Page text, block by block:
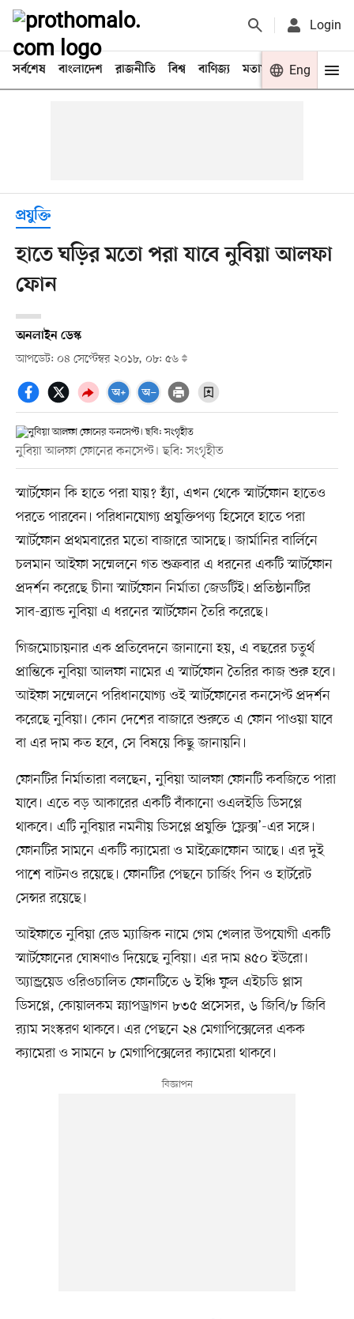
Login
সর্বশেষ বাংলাদেশ রাজনীতি বিশ্ব বাণিজ্য মতামত খেলা
Eng
প্রযুক্তি
হাতে ঘড়ির মতো পরা যাবে নুবিয়া আলফা
ফোন
অনলাইন ডেস্ক
আপডেট: ০৪ সেপ্টেম্বর ২০১৮, ০৮: ৫৬
নুবিয়া আলফা ফোনের কনসেপ্ট। ছবি: সংগৃহীত
স্মার্টফোন কি হাতে পরা যায়? হ্যাঁ, এখন থেকে স্মার্টফোন হাতেও
পরতে পারবেন। পরিধানযোগ্য প্রযুক্তিপণ্য হিসেবে হাতে পরা
স্মার্টফোন প্রথমবারের মতো বাজারে আসছে। জার্মানির বার্লিনে
চলমান আইফা সম্মেলনে গত শুক্রবার এ ধরনের একটি স্মার্টফোন
প্রদর্শন করেছে চীনা স্মার্টফোন নির্মাতা জেডটিই। প্রতিষ্ঠানটির
সাব-ব্র্যান্ড নুবিয়া এ ধরনের স্মার্টফোন তৈরি করেছে।
গিজমোচায়নার এক প্রতিবেদনে জানানো হয়, এ বছরের চতুর্থ
প্রান্তিকে নুবিয়া আলফা নামের এ স্মার্টফোন তৈরির কাজ শুরু হবে।
আইফা সম্মেলনে পরিধানযোগ্য ওই স্মার্টফোনের কনসেপ্ট প্রদর্শন
করেছে নুবিয়া। কোন দেশের বাজারে শুরুতে এ ফোন পাওয়া যাবে
বা এর দাম কত হবে, সে বিষয়ে কিছু জানায়নি।
ফোনটির নির্মাতারা বলছেন, নুবিয়া আলফা ফোনটি কবজিতে পারা
যাবে। এতে বড় আকারের একটি বাঁকানো ওএলইডি ডিসপ্লে
থাকবে। এটি নুবিয়ার নমনীয় ডিসপ্লে প্রযুক্তি ‘ফ্লেক্স’-এর সঙ্গে।
ফোনটির সামনে একটি ক্যামেরা ও মাইক্রোফোন আছে। এর দুই
পাশে বাটনও রয়েছে। ফোনটির পেছনে চার্জিং পিন ও হার্টরেট
সেন্সর রয়েছে।
আইফাতে নুবিয়া রেড ম্যাজিক নামে গেম খেলার উপযোগী একটি
স্মার্টফোনের ঘোষণাও দিয়েছে নুবিয়া। এর দাম ৪৫০ ইউরো।
অ্যান্ড্রয়েড ওরিওচালিত ফোনটিতে ৬ ইঞ্চি ফুল এইচডি প্লাস
ডিসপ্লে, কোয়ালকম স্ন্যাপড্রাগন ৮৩৫ প্রসেসর, ৬ জিবি/৮ জিবি
র‍্যাম সংস্করণ থাকবে। এর পেছনে ২৪ মেগাপিক্সেলের একক
ক্যামেরা ও সামনে ৮ মেগাপিক্সেলের ক্যামেরা থাকবে।